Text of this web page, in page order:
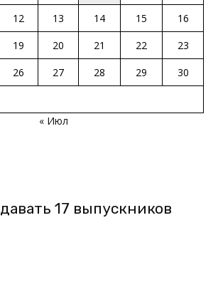
12 13 14 15
16
19 20 21 22
23
26 27 28 29
30
« Июл
17 выпускников